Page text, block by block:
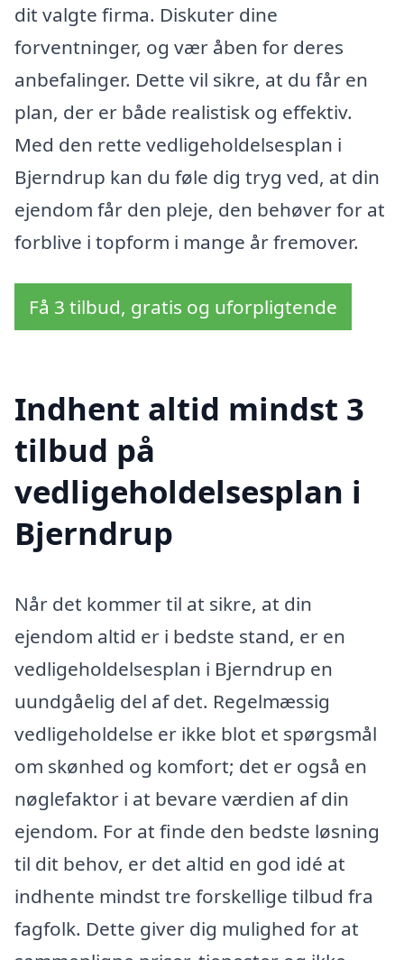
dit valgte firma. Diskuter dine
forventninger, og vær åben for deres
anbefalinger. Dette vil sikre, at du får en
plan, der er både realistisk og effektiv.
Med den rette vedligeholdelsesplan i
Bjerndrup kan du føle dig tryg ved, at din
ejendom får den pleje, den behøver for at
forblive i topform i mange år fremover.
Få 3 tilbud, gratis og uforpligtende
Indhent altid mindst 3
tilbud på
vedligeholdelsesplan i
Bjerndrup
Når det kommer til at sikre, at din
ejendom altid er i bedste stand, er en
vedligeholdelsesplan i Bjerndrup en
uundgåelig del af det. Regelmæssig
vedligeholdelse er ikke blot et spørgsmål
om skønhed og komfort; det er også en
nøglefaktor i at bevare værdien af din
ejendom. For at finde den bedste løsning
til dit behov, er det altid en god idé at
indhente mindst tre forskellige tilbud fra
fagfolk. Dette giver dig mulighed for at